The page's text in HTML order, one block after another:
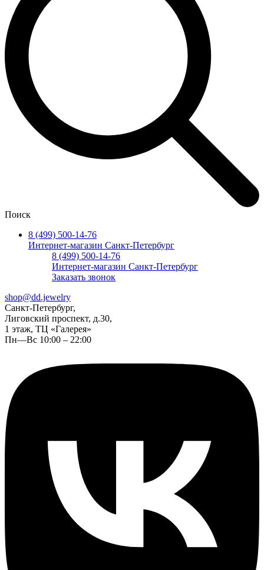
Поиск
8 (499) 500-14-76
Интернет-магазин Санкт-Петербург
8 (499) 500-14-76
Интернет-магазин Санкт-Петербург
Заказать звонок
shop@dd.jewelry
Санкт-Петербург,
Лиговский проспект, д.30,
1 этаж, ТЦ «Галерея»
Пн—Вс 10:00 – 22:00